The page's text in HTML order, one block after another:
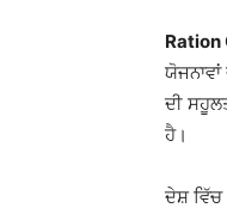
Ration
ਦੀ
ਹੈ।
ਦੇਸ਼